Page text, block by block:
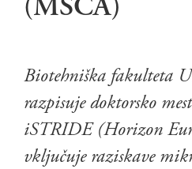
Biotehniška fakulteta
razpisuje doktorsko
iSTRIDE (Horizon
vključuje raziskave